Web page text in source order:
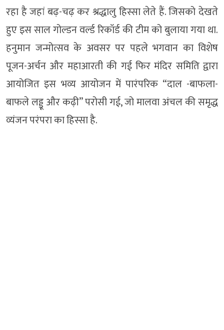
रहा है जहां बढ़-चढ़ कर श्रद्धालु हिस्सा लेते हैं. जिसको देखते
हुए इस साल गोल्डन वर्ल्ड रिकॉर्ड की टीम को बुलाया गया था.
हनुमान जन्मोत्सव के अवसर पर पहले भगवान का विशेष
पूजन-अर्चन और महाआरती की गई फिर मंदिर समिति द्वारा
आयोजित इस भव्य आयोजन में पारंपरिक “दाल -बाफला-
बाफले लड्डू और कढ़ी” परोसी गई, जो मालवा अंचल की समृद्ध
व्यंजन परंपरा का हिस्सा है.